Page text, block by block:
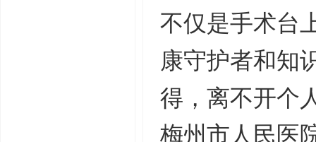
不仅是手术台
康守护者和知
得，离不开个
梅州市人民医